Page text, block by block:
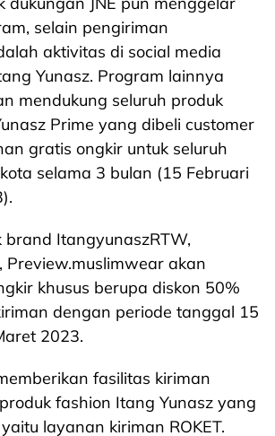
selain pengiriman
aktivitas di social media
Yunasz. Program lainnya
mendukung seluruh produk
Prime yang dibeli customer
gratis ongkir untuk seluruh
selama 3 bulan (15 Februari
brand ItangyunaszRTW,
Preview.muslimwear akan
khusus berupa diskon 50%
dengan periode tanggal 15
2023.
fasilitas kiriman
fashion Itang Yunasz yang
layanan kiriman ROKET.